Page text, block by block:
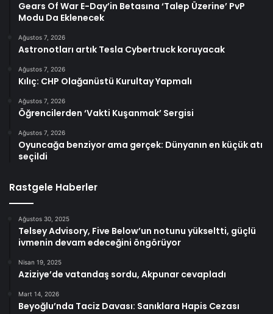
Gears Of War E-Day’in Betasına ‘Talep Üzerine’ PvP
Modu Da Eklenecek
Ağustos 7, 2026
Astronotları artık Tesla Cybertruck koruyacak
Ağustos 7, 2026
Kılıç: CHP Olağanüstü Kurultay Yapmalı
Ağustos 7, 2026
Öğrencilerden ‘Vakti Kuşanmak’ Sergisi
Ağustos 7, 2026
Oyuncağa benziyor ama gerçek: Dünyanın en küçük atı
seçildi
Rastgele Haberler
Ağustos 30, 2025
Telsey Advisory, Five Below’un notunu yükseltti, güçlü
ivmenin devam edeceğini öngörüyor
Nisan 19, 2025
Aziziye’de vatandaş sordu, Akpunar cevapladı
Mart 14, 2026
Beyoğlu’nda Taciz Davası: Sanıklara Hapis Cezası